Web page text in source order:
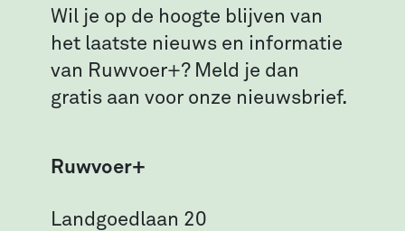
Wil je op de hoogte blijven van
het laatste nieuws en informatie
van Ruwvoer+? Meld je dan
gratis aan voor onze nieuwsbrief.
Ruwvoer+
Landgoedlaan 20